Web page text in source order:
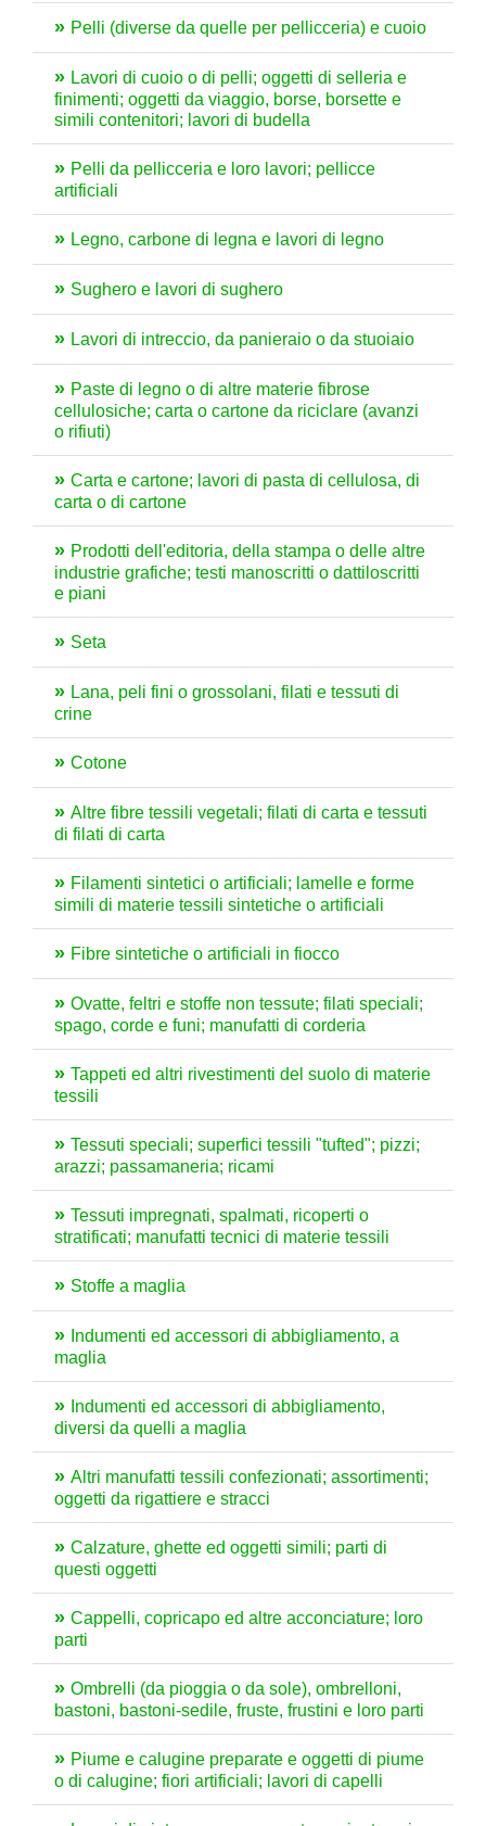
Pelli (diverse da quelle per pellicceria) e cuoio
Lavori di cuoio o di pelli; oggetti di selleria e
finimenti; oggetti da viaggio, borse, borsette e
simili contenitori; lavori di budella
Pelli da pellicceria e loro lavori; pellicce
artificiali
Legno, carbone di legna e lavori di legno
Sughero e lavori di sughero
Lavori di intreccio, da panieraio o da stuoiaio
Paste di legno o di altre materie fibrose
cellulosiche; carta o cartone da riciclare (avanzi
o rifiuti)
Carta e cartone; lavori di pasta di cellulosa, di
carta o di cartone
Prodotti dell'editoria, della stampa o delle altre
industrie grafiche; testi manoscritti o dattiloscritti
e piani
Seta
Lana, peli fini o grossolani, filati e tessuti di
crine
Cotone
Altre fibre tessili vegetali; filati di carta e tessuti
di filati di carta
Filamenti sintetici o artificiali; lamelle e forme
simili di materie tessili sintetiche o artificiali
Fibre sintetiche o artificiali in fiocco
Ovatte, feltri e stoffe non tessute; filati speciali;
spago, corde e funi; manufatti di corderia
Tappeti ed altri rivestimenti del suolo di materie
tessili
Tessuti speciali; superfici tessili "tufted"; pizzi;
arazzi; passamaneria; ricami
Tessuti impregnati, spalmati, ricoperti o
stratificati; manufatti tecnici di materie tessili
Stoffe a maglia
Indumenti ed accessori di abbigliamento, a
maglia
Indumenti ed accessori di abbigliamento,
diversi da quelli a maglia
Altri manufatti tessili confezionati; assortimenti;
oggetti da rigattiere e stracci
Calzature, ghette ed oggetti simili; parti di
questi oggetti
Cappelli, copricapo ed altre acconciature; loro
parti
Ombrelli (da pioggia o da sole), ombrelloni,
bastoni, bastoni-sedile, fruste, frustini e loro parti
Piume e calugine preparate e oggetti di piume
o di calugine; fiori artificiali; lavori di capelli